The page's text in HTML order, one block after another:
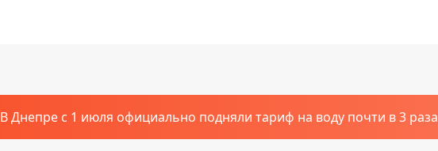
В Днепре с 1 июля официально подняли тариф на воду почти в 3 раза